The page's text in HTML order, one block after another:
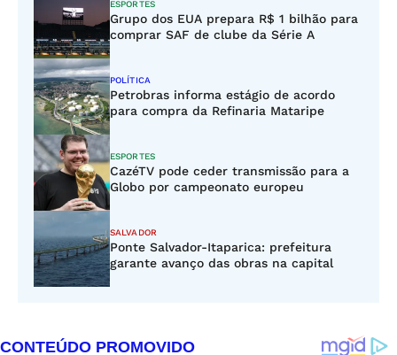
ESPORTES
Grupo dos EUA prepara R$ 1 bilhão para
comprar SAF de clube da Série A
POLÍTICA
Petrobras informa estágio de acordo
para compra da Refinaria Mataripe
ESPORTES
CazéTV pode ceder transmissão para a
Globo por campeonato europeu
SALVADOR
Ponte Salvador-Itaparica: prefeitura
garante avanço das obras na capital